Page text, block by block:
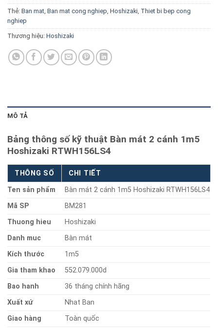
Thẻ: Ban mat Ban mat cong nghiep Hoshizaki Thiet bi bep cong
nghiep
Thương hiệu: Hoshizaki
MÔ TẢ
Bảng thông số kỹ thuật Bàn mát 2 cánh 1m5
Hoshizaki RTWH156LS4
THÔNG SỐ
CHI TIẾT
Ten sản phẩm
Bàn mát 2 cánh 1m5 Hoshizaki RTWH156LS4
Mã SP
BM281
Thuong hieu
Hoshizaki
Danh muc
Bàn mát
Kích thước
1m5
Gia tham khao
552.079.000d
Bao hanh
36 tháng chính hãng
Xuất xứ
Nhat Ban
Giao hàng
Toàn quốc